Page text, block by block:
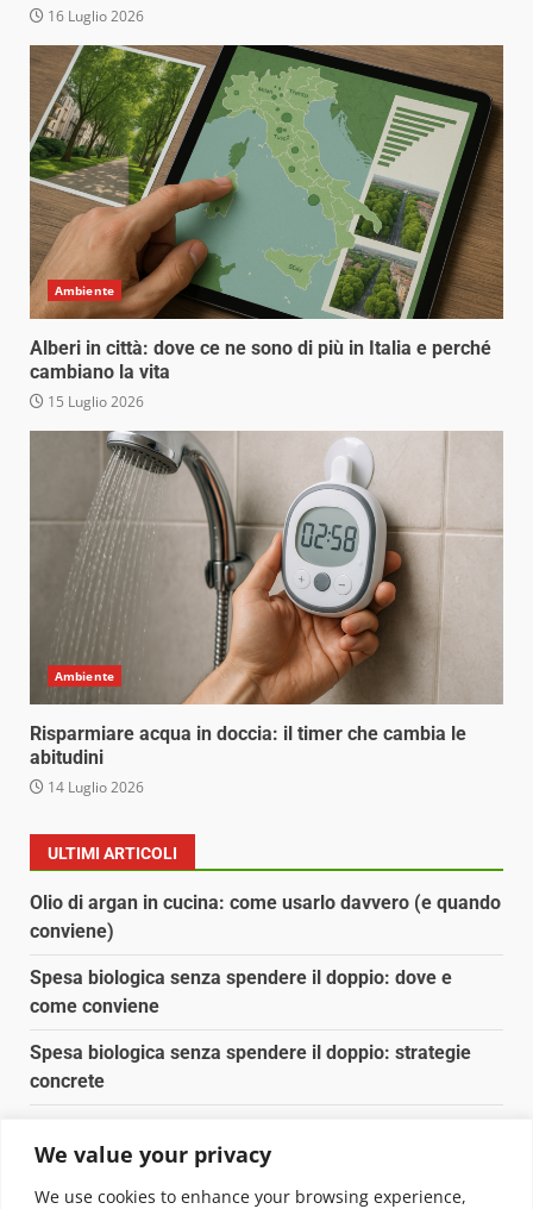
We value your privacy
We use cookies to enhance your browsing experience,
16 Luglio 2026
Ambiente
Alberi in città: dove ce ne sono di più in Italia e perché
cambiano la vita
15 Luglio 2026
Ambiente
Risparmiare acqua in doccia: il timer che cambia le
abitudini
14 Luglio 2026
ULTIMI ARTICOLI
Olio di argan in cucina: come usarlo davvero (e quando
conviene)
Spesa biologica senza spendere il doppio: dove e
come conviene
Spesa biologica senza spendere il doppio: strategie
concrete
Pulizia naturale della casa: 3 ingredienti che
sostituiscono 10 prodotti chimici